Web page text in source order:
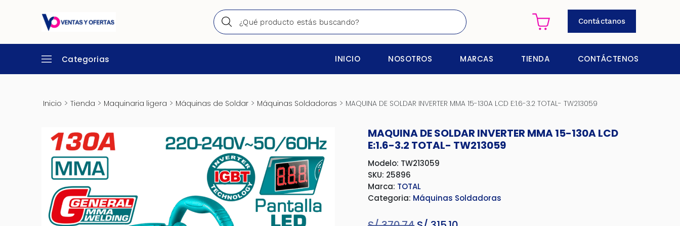
Contáctanos
Categorias INICIO NOSOTROS MARCAS TIENDA CONTÁCTENOS
Inicio > Tienda > Maquinaria ligera > Máquinas de Soldar> Máquinas Soldadoras > MAQUINA DE SOLDAR INVERTER MMA 15-130A LCD E:1.6-3.2 TOTAL- TW213059
MAQUINA DE SOLDAR INVERTER MMA 15-130A LCD
E:1.6-3.2 TOTAL- TW213059
Modelo: TW213059
SKU: 25896
Marca: TOTAL
Categoria: Máquinas Soldadoras